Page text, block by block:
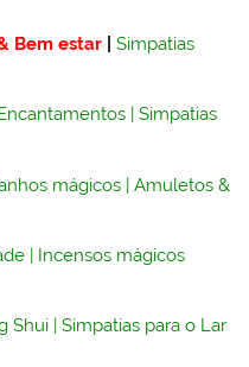
Bem estar
Simpatias
|Simpatias
mágicos |Amuletos &
| Incensos mágicos
Shui |Simpatias para o Lar